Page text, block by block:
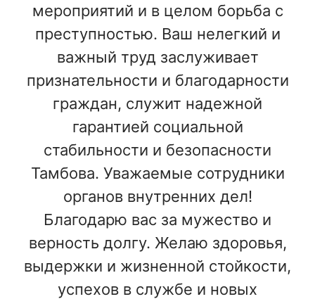
мероприятий и в целом борьба с
преступностью. Ваш нелегкий и
важный труд заслуживает
признательности и благодарности
граждан, служит надежной
гарантией социальной
стабильности и безопасности
Тамбова. Уважаемые сотрудники
органов внутренних дел!
Благодарю вас за мужество и
верность долгу. Желаю здоровья,
выдержки и жизненной стойкости,
успехов в службе и новых